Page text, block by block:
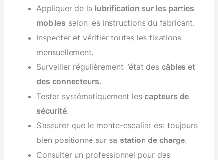
Appliquer de la lubrification sur les parties
mobiles selon les instructions du fabricant.
Inspecter et vérifier toutes les fixations
mensuellement.
Surveiller régulièrement l’état des câbles et
des connecteurs.
Tester systématiquement les capteurs de
sécurité.
S’assurer que le monte-escalier est toujours
bien positionné sur sa station de charge.
Consulter un professionnel pour des